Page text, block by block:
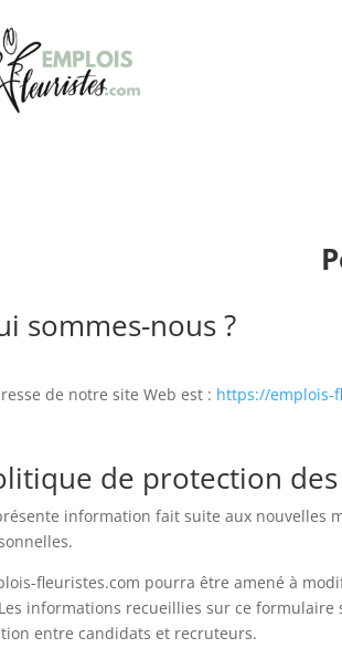
sommes-nous ?
de notre site Web est : https://emplois-
de protection
information fait suite aux nouvelles
fleuristes.com pourra être amené à
Les informations recueillies sur ce
entre candidats et recruteurs.